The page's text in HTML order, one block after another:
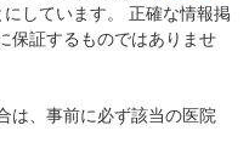
しています。 正確な情報掲
保証するものではありませ
は、事前に必ず該当の医院